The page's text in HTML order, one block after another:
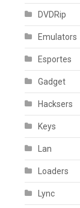
DVDRip
Emulators
Esportes
Gadget
Hacksers
Keys
Lan
Loaders
Lync